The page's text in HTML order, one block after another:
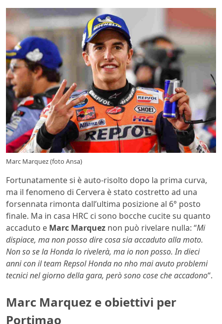
Marc Marquez (foto Ansa)
Fortunatamente si è auto-risolto dopo la prima curva,
ma il fenomeno di Cervera è stato costretto ad una
forsennata rimonta dall’ultima posizione al 6° posto
finale. Ma in casa HRC ci sono bocche cucite su quanto
accaduto e Marc Marquez non può rivelare nulla: “Mi
dispiace, ma non posso dire cosa sia accaduto alla moto.
Non so se la Honda lo rivelerà, ma io non posso. In dieci
anni con il team Repsol Honda no nho mai avuto problemi
tecnici nel giorno della gara, però sono cose che accadono“.
Marc Marquez e obiettivi per
Portimao